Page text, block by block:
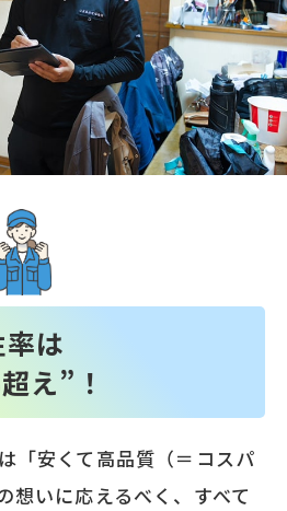
は
え”！
「安くて高品質（＝コスパ
想いに応えるべく、すべて